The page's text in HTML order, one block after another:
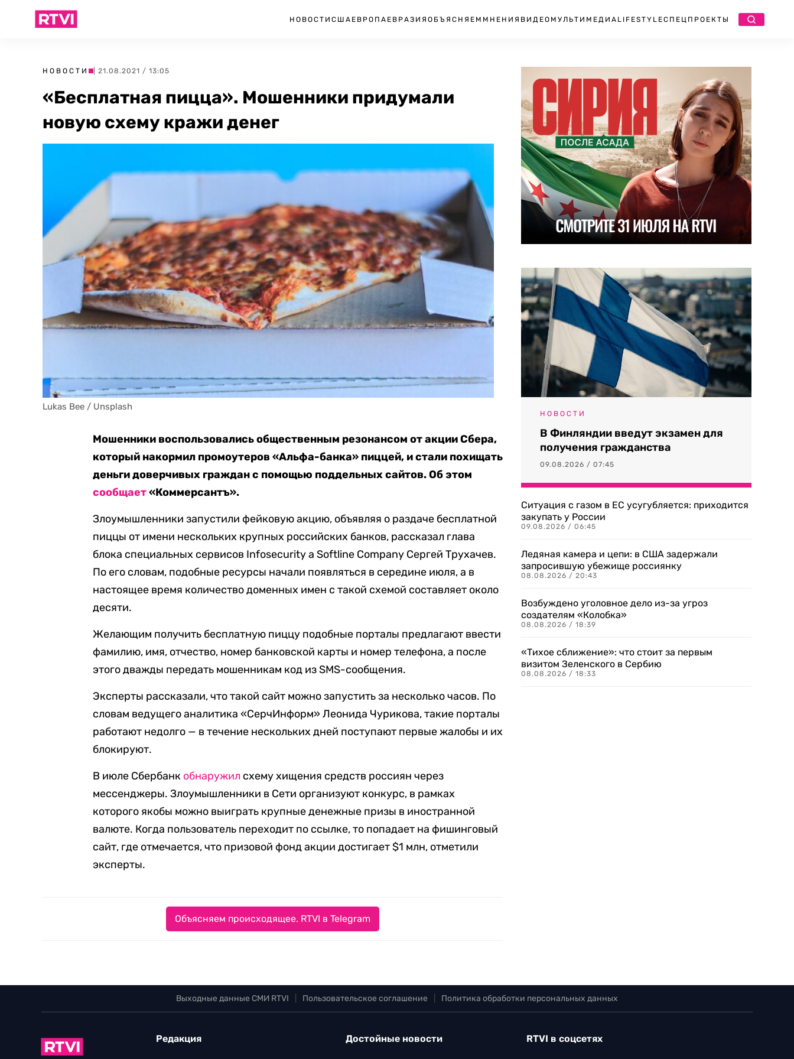
НОВОСТИ США ЕВРОПА ЕВРАЗИЯ ОБЪЯСНЯЕМ МНЕНИЯ ВИДЕО МУЛЬТИМЕДИА LIFESTYLEСПЕЦПРОЕКТЫ
НОВОСТИ | 21.08.2021 / 13:05
«Бесплатная пицца». Мошенники придумали
новую схему кражи денег
Lukas Bee / Unsplash
Мошенники воспользовались общественным резонансом от акции Сбера,
который накормил промоутеров «Альфа-банка» пиццей, и стали похищать
деньги доверчивых граждан с помощью поддельных сайтов. Об этом
сообщает«Коммерсантъ».
Злоумышленники запустили фейковую акцию, объявляя о раздаче бесплатной
пиццы от имени нескольких крупных российских банков, рассказал глава
блока специальных сервисов Infosecurity a Softline Company Сергей Трухачев.
По его словам, подобные ресурсы начали появляться в середине июля, а в
настоящее время количество доменных имен с такой схемой составляет около
десяти.
Желающим получить бесплатную пиццу подобные порталы предлагают ввести
фамилию, имя, отчество, номер банковской карты и номер телефона, а после
этого дважды передать мошенникам код из SMS-сообщения.
Эксперты рассказали, что такой сайт можно запустить за несколько часов. По
словам ведущего аналитика «СерчИнформ» Леонида Чурикова, такие порталы
работают недолго — в течение нескольких дней поступают первые жалобы и их
блокируют.
В июле Сбербанк обнаружил схему хищения средств россиян через
мессенджеры. Злоумышленники в Сети организуют конкурс, в рамках
которого якобы можно выиграть крупные денежные призы в иностранной
валюте. Когда пользователь переходит по ссылке, то попадает на фишинговый
сайт, где отмечается, что призовой фонд акции достигает $1 млн, отметили
эксперты.
Объясняем происходящее. RTVI в Telegram
НОВОСТИ
В Финляндии введут экзамен для
получения гражданства
09.08.2026 / 07:45
Ситуация с газом в ЕС усугубляется: приходится
закупать у России
09.08.2026 / 06:45
Ледяная камера и цепи: в США задержали
запросившую убежище россиянку
08.08.2026 / 20:43
Возбуждено уголовное дело из-за угроз
создателям «Колобка»
08.08.2026 / 18:39
«Тихое сближение»: что стоит за первым
визитом Зеленского в Сербию
08.08.2026 / 18:33
Выходные данные СМИ RTVI Пользовательское соглашение Политика обработки персональных данных
Редакция Достойные новости RTVI в соцсетях